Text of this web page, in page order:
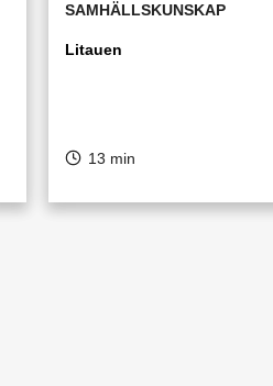
SAMHÄLLSKUNSKAP
Litauen
13 min